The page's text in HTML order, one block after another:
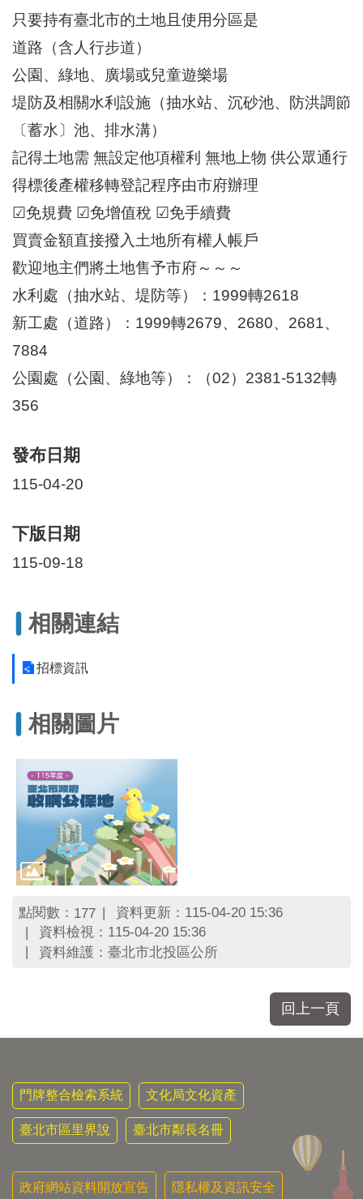
資
產
北
市
區
里
說
臺
北
鄰
長
名
冊
只要持有臺北市的土地且使用分區是
道路（含人行步道）
公園、綠地、廣場或兒童遊樂場
堤防及相關水利設施（抽水站、沉砂池、防洪調節
〔蓄水〕池、排水溝）
記得土地需 無設定他項權利 無地上物 供公眾通行
得標後產權移轉登記程序由市府辦理
☑免規費 ☑免增值稅 ☑免手續費
買賣金額直接撥入土地所有權人帳戶
歡迎地主們將土地售予市府～～～
水利處（抽水站、堤防等）：1999轉2618
新工處（道路）：1999轉2679、2680、2681、
7884
公園處（公園、綠地等）：（02）2381-5132轉
356
發布日期
115-04-20
下版日期
115-09-18
相關連結
招標資訊
相關圖片
點閱數： 177
資料更新：115-04-20 15:36
資料檢視：115-04-20 15:36
資料維護：臺北市北投區公所
回上一頁
門牌整合檢索系統 文化局文化資產
臺北市區里界說 臺北市鄰長名冊
政府網站資料開放宣告 隱私權及資訊安全